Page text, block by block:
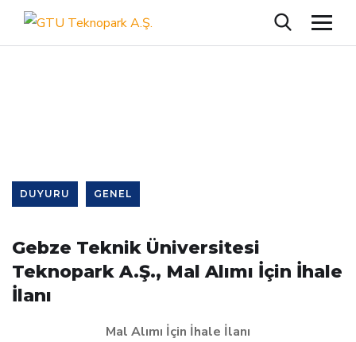
DUYURU GENEL
Gebze Teknik Üniversitesi
Teknopark A.Ş., Mal Alımı İçin İhale
İlanı
Mal Alımı İçin İhale İlanı